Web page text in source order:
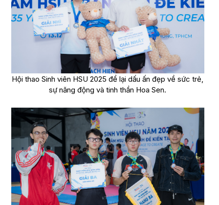
Hội thao Sinh viên HSU 2025 để lại dấu ấn đẹp về sức trẻ,
sự năng động và tinh thần Hoa Sen.